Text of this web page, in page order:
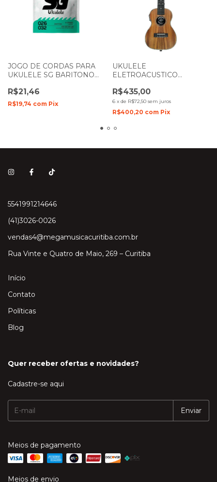
JOGO DE CORDAS PARA
UKULELE SG BARITONO
R$21,46
R$19,74 com Pix
UKULELE
ELETROACUSTICO
UCH1954KE HAKA KOA
COM CAPA
R$435,00
6 x de R$72,50 sem juros
R$400,20 com Pix
5541991214646
(41)3026-0026
vendas4@megamusicacuritiba.com.br
Rua Vinte e Quatro de Maio, 269 – Curitiba
Início
Contato
Políticas
Blog
Quer receber ofertas e novidades?
Cadastre-se aqui
Meios de pagamento
Meios de envio